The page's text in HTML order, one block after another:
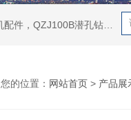
您的位置： 网站首页 > 产品展